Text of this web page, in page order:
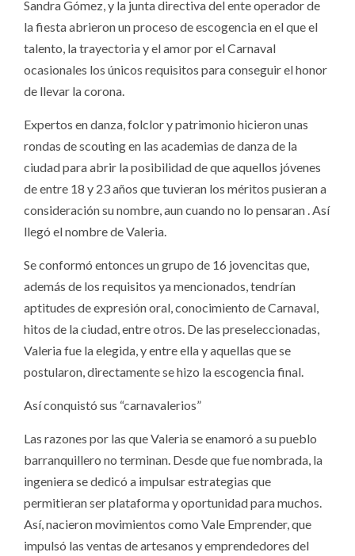
Sandra Gómez, y la junta directiva del ente operador de
la fiesta abrieron un proceso de escogencia en el que el
talento, la trayectoria y el amor por el Carnaval
ocasionales los únicos requisitos para conseguir el honor
de llevar la corona.
Expertos en danza, folclor y patrimonio hicieron unas
rondas de scouting en las academias de danza de la
ciudad para abrir la posibilidad de que aquellos jóvenes
de entre 18 y 23 años que tuvieran los méritos pusieran a
consideración su nombre, aun cuando no lo pensaran . Así
llegó el nombre de Valeria.
Se conformó entonces un grupo de 16 jovencitas que,
además de los requisitos ya mencionados, tendrían
aptitudes de expresión oral, conocimiento de Carnaval,
hitos de la ciudad, entre otros. De las preseleccionadas,
Valeria fue la elegida, y entre ella y aquellas que se
postularon, directamente se hizo la escogencia final.
Así conquistó sus “carnavalerios”
Las razones por las que Valeria se enamoró a su pueblo
barranquillero no terminan. Desde que fue nombrada, la
ingeniera se dedicó a impulsar estrategias que
permitieran ser plataforma y oportunidad para muchos.
Así, nacieron movimientos como Vale Emprender, que
impulsó las ventas de artesanos y emprendedores del